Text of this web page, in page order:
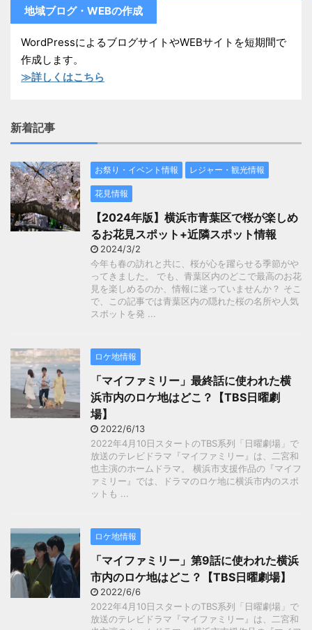
地域ブログ・WEBの作成
WordPressによるブログサイトやWEBサイトを短期間で
作成します。
≫詳しくはこちら
新着記事
お祭り・イベント情報 レジャー・観光情報
花見情報
【2024年版】横浜市青葉区で桜が楽しめ
るお花見スポット+近隣スポット情報
2024/3/2
今年も春の訪れと共に、桜が心を躍らせる季節がや
ってきました。 でも、青葉区内のどこで最高のお花
見を楽しめるのか、情報に迷っていませんか？ そこ
で、この記事では青葉区内の隠れた桜の名所や人気
スポットを発 ...
ロケ地情報
「マイファミリー」最終話に使われた横
浜市内のロケ地はどこ？【TBS日曜劇
場】
2022/6/13
2022年4月10日スタートのTBS系列「日曜劇場」で
放送のテレビドラマ『マイファミリー』は、二宮和
也主演のホームドラマ。 横浜市支援作品の『マイフ
ァミリー』では、ドラマのロケ地に横浜市内のスポ
ットも ...
ロケ地情報
「マイファミリー」第9話に使われた横浜
市内のロケ地はどこ？【TBS日曜劇場】
2022/6/6
2022年4月10日スタートのTBS系列「日曜劇場」で
放送のテレビドラマ『マイファミリー』は、二宮和